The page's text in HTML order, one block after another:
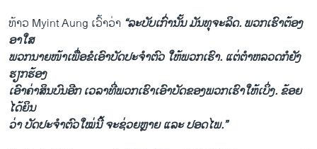
ທ້າວ Myint Aung ເວົ້າວ່າ “ລະບັບເກົ່ານັ້ນ ມັນທຸຈະລິດ. ພວກເຮົາຕ້ອງ
ອາໃສ
ພວກນາຍໜ້າເພື່ອຂໍເອົາບັດປະຈຳຕົວ ໃຫ້ພວກເຮົາ. ແຕ່ຕຳຫລວດກໍຍັງ
ຮຽກຮ້ອງ
ເອົາຄ່າສິນບົນອີກ ເວລາທີ່ພວກເຮົາເອົາບັດຂອງພວກເຮົາໃຫ້ເບິ່ງ. ຂ້ອຍ
ໄດ້ຍິນ
ວ່າ ບັດປະຈຳຕົວໃໝ່ນີ້ ຈະຊ່ວຍຫຼາຍ ແລະ ປອດໄພ.”